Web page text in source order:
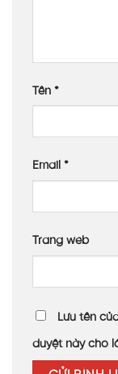
Tên *
Email *
Trang web
Lưu tên
duyệt này cho